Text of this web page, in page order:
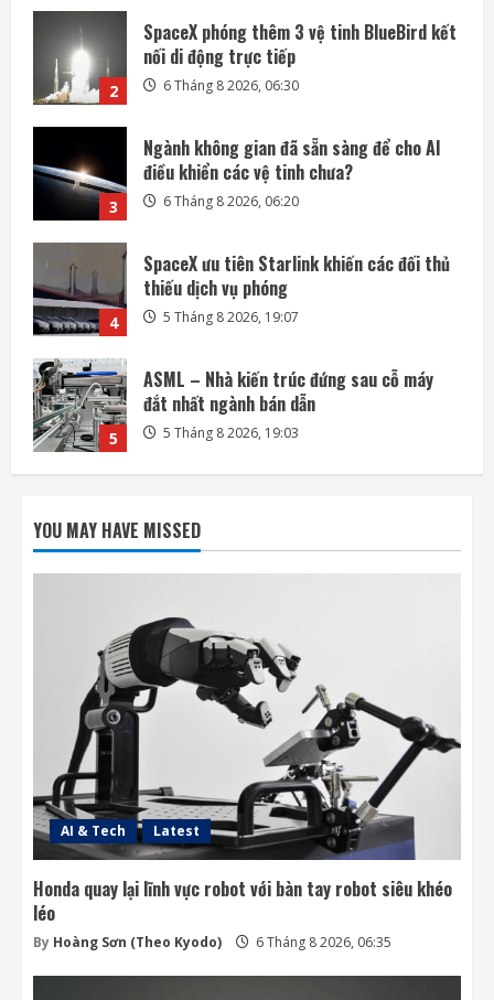
3
Ngành không gian đã sẵn sàng để cho AI
điều khiển các vệ tinh chưa?
6 Tháng 8 2026, 06:20
4
SpaceX ưu tiên Starlink khiến các đối thủ
thiếu dịch vụ phóng
5 Tháng 8 2026, 19:07
5
ASML – Nhà kiến trúc đứng sau cỗ máy
đắt nhất ngành bán dẫn
5 Tháng 8 2026, 19:03
1
Honda quay lại lĩnh vực robot với bàn tay
robot siêu khéo léo
6 Tháng 8 2026, 06:35
2
nối di động trực tiếp
6 Tháng 8 2026, 06:30
3
điều khiển các vệ tinh chưa?
6 Tháng 8 2026, 06:20
4
SpaceX ưu tiên Starlink khiến các đối thủ
thiếu dịch vụ phóng
5 Tháng 8 2026, 19:07
YOU MAY HAVE MISSED
AI & Tech Latest
Honda quay lại lĩnh vực robot với bàn tay robot siêu khéo
léo
By Hoàng Sơn (Theo Kyodo) 6 Tháng 8 2026, 06:35